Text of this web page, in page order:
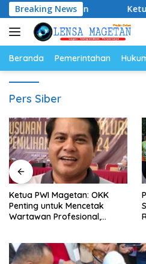
Langsung
ke
konten
Breaking News Ketua PWI
Beranda Pemerintahan
Pers Siber
PKB Run Festival 5K
Semarakkan Magetan,
Ribuan Pelari Rayakan HUT